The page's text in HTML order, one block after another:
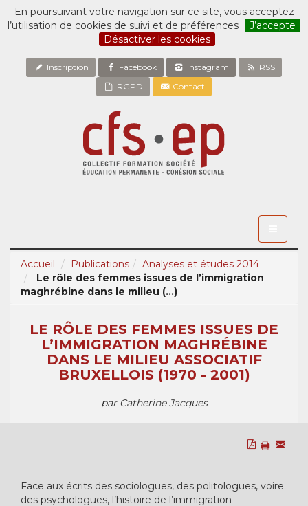
En poursuivant votre navigation sur ce site, vous acceptez
l’utilisation de cookies de suivi et de préférences
J’accepte
Désactiver les cookies
Inscription Facebook Instagram
RSS
RGPD
Contact
Accueil
Publications
Analyses et études 2014
Le rôle des femmes issues de l’immigration
maghrébine dans le milieu (...)
LE RÔLE DES FEMMES ISSUES DE
L’IMMIGRATION MAGHRÉBINE
DANS LE MILIEU ASSOCIATIF
BRUXELLOIS (1970 - 2001)
par Catherine Jacques
Face aux écrits des sociologues, des politologues, voire
des psychologues, l’histoire de l’immigration